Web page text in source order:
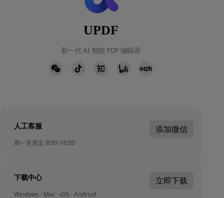
UPDF
新一代 AI 智能 PDF 编辑器
人工客服
周一至周五 9:00-18:00
添加微信
下载中心
Windows · Mac · iOS · Android
立即下载